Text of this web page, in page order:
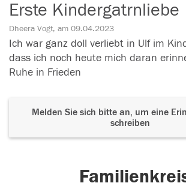
Erste Kindergatrnliebe
Dheera Vogt, am 09.04.2023
Ich war ganz doll verliebt in Ulf im
dass ich noch heute mich daran
Ruhe in Frieden
Melden Sie sich bitte an, um eine
schreiben